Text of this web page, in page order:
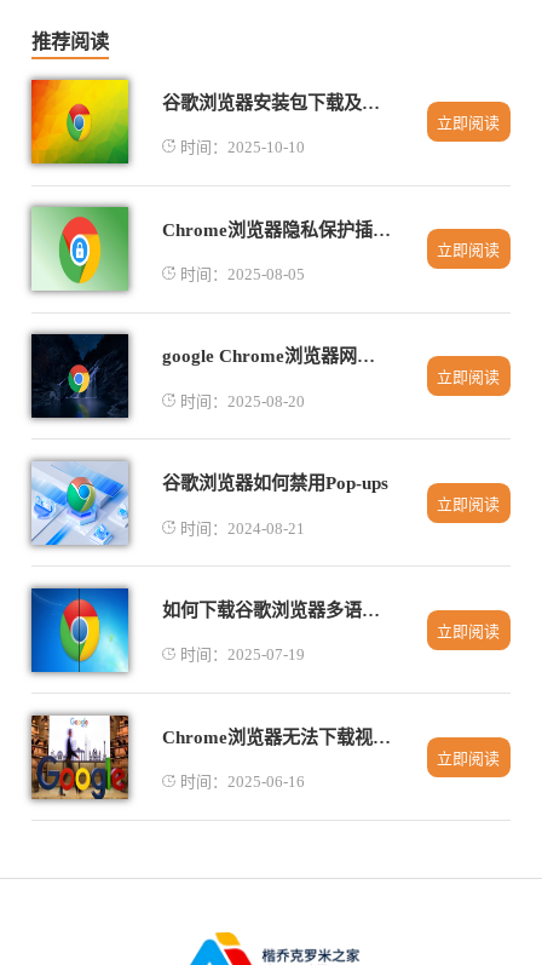
推荐阅读
谷歌浏览器安装包下载及权限管理安全操作经验分享
时间：2025-10-10
立即阅读
Chrome浏览器隐私保护插件推荐及使用心得
时间：2025-08-05
立即阅读
google Chrome浏览器网页自动播放如何关闭
时间：2025-08-20
立即阅读
谷歌浏览器如何禁用Pop-ups
时间：2024-08-21
立即阅读
如何下载谷歌浏览器多语言版本切换教程
时间：2025-07-19
立即阅读
Chrome浏览器无法下载视频资源的解决办法
时间：2025-06-16
立即阅读